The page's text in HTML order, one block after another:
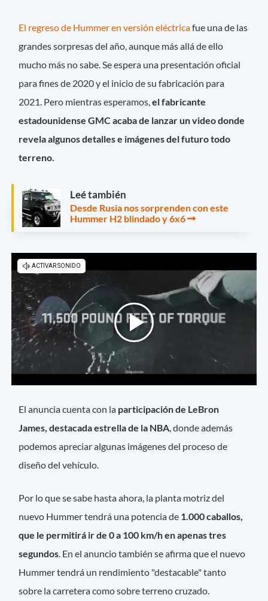
El regreso de Hummer en versión eléctricafue una de las
grandes sorpresas del año, aunque más allá de ello
mucho más no sabe. Se espera una presentación oficial
para fines de 2020 y el inicio de su fabricación para
2021. Pero mientras esperamos,el fabricante
estadounidense GMC acaba de lanzar un video donde
revela algunos detalles e imágenes del futuro todo
terreno.
Leé también
Desde Rusia nos sorprenden con este
Hummer H2 blindado y 6x6
El anuncia cuenta con la participación de LeBron
James, destacada estrella de la NBA , donde además
podemos apreciar algunas imágenes del proceso de
diseño del vehículo.
Por lo que se sabe hasta ahora, la planta motriz del
nuevo Hummer tendrá una potencia de 1.000 caballos,
que le permitirá ir de 0 a 100 km/h en apenas tres
segundos. En el anuncio también se afirma que el nuevo
Hummer tendrá un rendimiento "destacable" tanto
sobre la carretera como sobre terreno cruzado.